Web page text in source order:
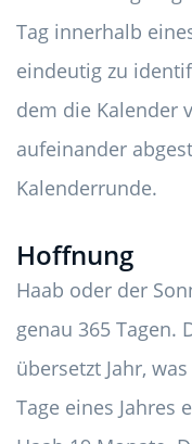
Tag innerhalb
eindeutig zu
dem die Kalender
aufeinander
Kalenderrunde.
Hoffnung
Haab oder der
genau 365 Tagen.
übersetzt Jahr,
Tage eines Jahres